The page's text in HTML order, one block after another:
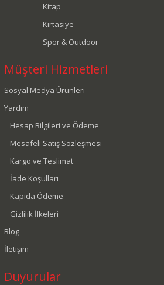
Kitap
Kırtasiye
Spor & Outdoor
Müşteri Hizmetleri
Sosyal Medya Ürünleri
Yardım
Hesap Bilgileri ve Ödeme
Mesafeli Satış Sözleşmesi
Kargo ve Teslimat
İade Koşulları
Kapıda Ödeme
Gizlilik İlkeleri
Blog
İletişim
Duyurular